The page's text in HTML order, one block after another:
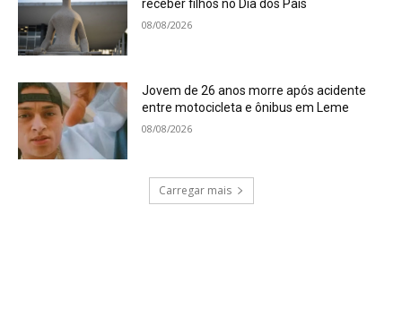
receber filhos no Dia dos Pais
08/08/2026
Jovem de 26 anos morre após acidente
entre motocicleta e ônibus em Leme
08/08/2026
Carregar mais